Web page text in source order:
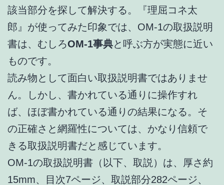
該当部分を探して解決する。『理屈コネ太
郎』が使ってみた印象では、OM-1の取扱説明
書は、むしろOM-1事典と呼ぶ方が実態に近い
ものです。
読み物として面白い取扱説明書ではありませ
ん。しかし、書かれている通りに操作すれ
ば、ほぼ書かれている通りの結果になる。そ
の正確さと網羅性については、かなり信頼で
きる取扱説明書だと感じています。
OM-1の取扱説明書（以下、取説）は、厚さ約
15mm、目次7ページ、取説部分282ページ、